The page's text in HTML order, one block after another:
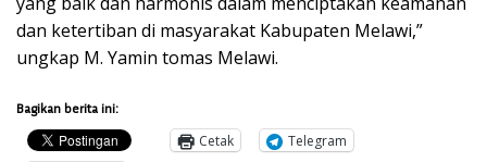
dan ketertiban di masyarakat Kabupaten Melawi,”
ungkap M. Yamin tomas Melawi.
Bagikan berita ini:
Cetak
Telegram